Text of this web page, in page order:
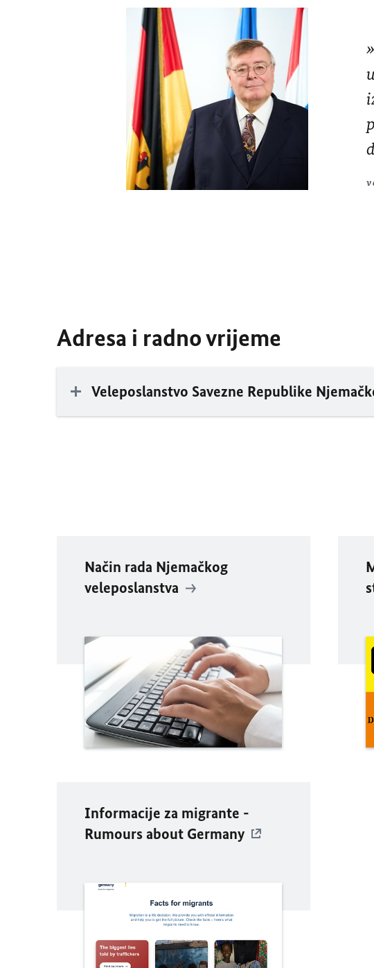
Adresa i radno vrijeme
Veleposlanstvo Savezne Republike
Način rada Njemačkog
veleposlanstva
Informacije za migrante -
Rumours about Germany